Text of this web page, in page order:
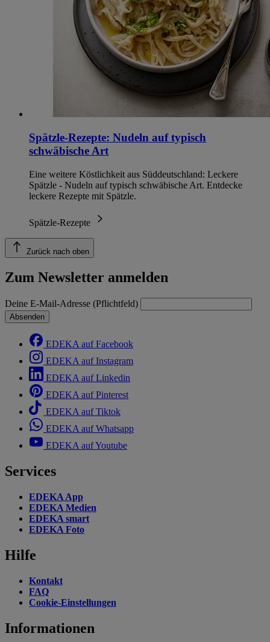
Spätzle-Rezepte: Nudeln auf typisch
schwäbische Art
Eine weitere Köstlichkeit aus Süddeutschland: Leckere
Spätzle - Nudeln auf typisch schwäbische Art. Entdecke
leckere Rezepte mit Spätzle.
Spätzle-Rezepte
Zurück nach oben
Zum Newsletter anmelden
Deine E-Mail-Adresse (Pflichtfeld)
Absenden
EDEKA auf Facebook
EDEKA auf Instagram
EDEKA auf Linkedin
EDEKA auf Pinterest
EDEKA auf Tiktok
EDEKA auf Whatsapp
EDEKA auf Youtube
Services
EDEKA App
EDEKA Medien
EDEKA smart
EDEKA Foto
Hilfe
Kontakt
FAQ
Cookie-Einstellungen
Informationen